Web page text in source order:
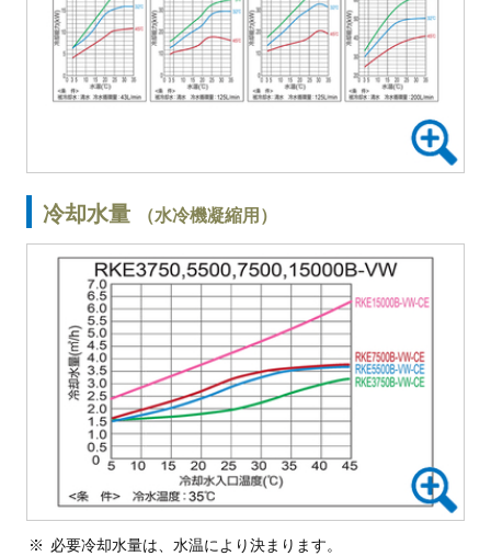
冷却水量 （水冷機凝縮用）
必要冷却水量は、水温により決まります。